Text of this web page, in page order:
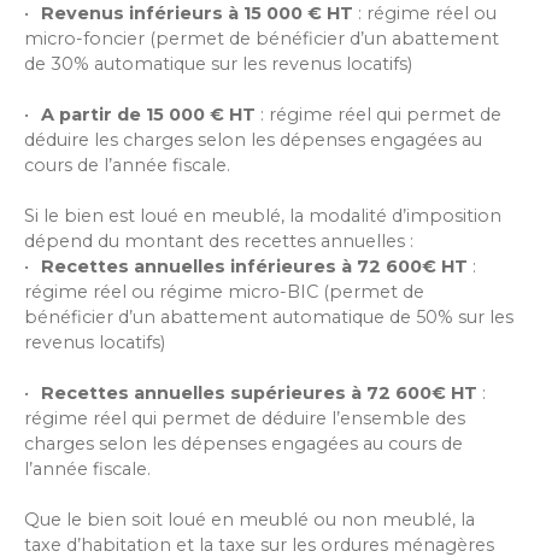
Revenus inférieurs à 15 000 € HT : régime réel ou
micro-foncier (permet de bénéficier d’un abattement
de 30% automatique sur les revenus locatifs)
A partir de 15 000 € HT : régime réel qui permet de
déduire les charges selon les dépenses engagées au
cours de l’année fiscale.
Si le bien est loué en meublé, la modalité d’imposition
dépend du montant des recettes annuelles :
Recettes annuelles inférieures à 72 600€ HT :
régime réel ou régime micro-BIC (permet de
bénéficier d’un abattement automatique de 50% sur les
revenus locatifs)
Recettes annuelles supérieures à 72 600€ HT :
régime réel qui permet de déduire l’ensemble des
charges selon les dépenses engagées au cours de
l’année fiscale.
Que le bien soit loué en meublé ou non meublé, la
taxe d’habitation et la taxe sur les ordures ménagères